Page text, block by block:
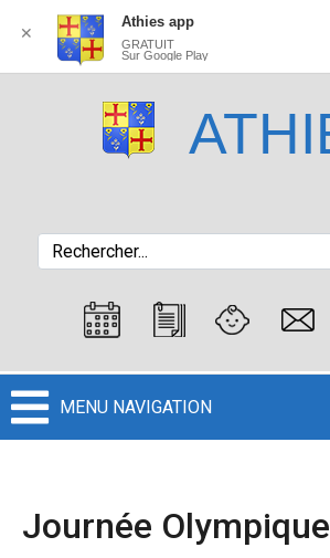
MENU NAVIGATION
Journée Olympique
✕
Athies app
GRATUIT
Sur Google Play